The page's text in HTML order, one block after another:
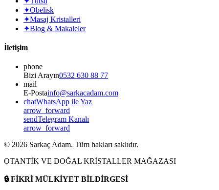
✦Obelisk
✦Masaj Kristalleri
✦Blog & Makaleler
İletişim
phone
Bizi Arayın0532 630 88 77
mail
E-Postainfo@sarkacadam.com
chatWhatsApp ile Yaz
arrow_forward
sendTelegram Kanalı
arrow_forward
© 2026 Sarkaç Adam. Tüm hakları saklıdır.
OTANTİK VE DOĞAL KRİSTALLER MAĞAZASI
🔒FİKRİ MÜLKİYET BİLDİRGESİ